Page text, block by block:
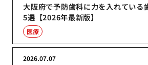
大阪府で予防歯科に力を入れている
5選【2026年最新版】
医療
2026.07.07